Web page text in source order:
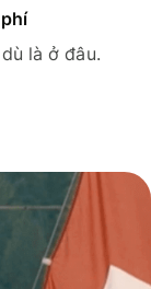
là ở đâu.